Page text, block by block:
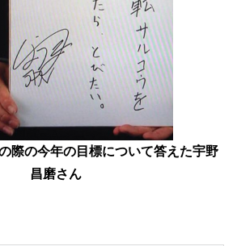
際の今年の目標について答えた宇野
昌磨さん